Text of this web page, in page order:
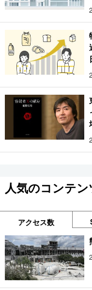
人気のコンテン
アクセス数